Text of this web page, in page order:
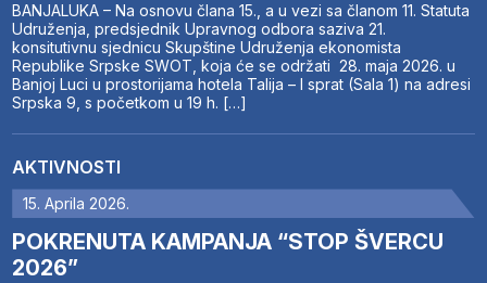
BANJALUKA – Na osnovu člana 15., a u vezi sa članom 11. Statuta
Udruženja, predsjednik Upravnog odbora saziva 21.
konsitutivnu sjednicu Skupštine Udruženja ekonomista
Republike Srpske SWOT, koja će se održati 28. maja 2026. u
Banjoj Luci u prostorijama hotela Talija – I sprat (Sala 1) na adresi
Srpska 9, s početkom u 19 h. […]
AKTIVNOSTI
15. Aprila 2026.
POKRENUTA KAMPANJA “STOP ŠVERCU
2026”